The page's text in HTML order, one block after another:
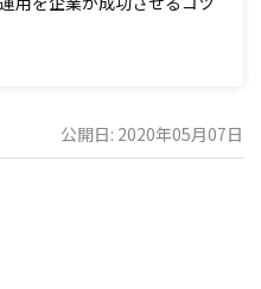
公開日: 2020年05月07日